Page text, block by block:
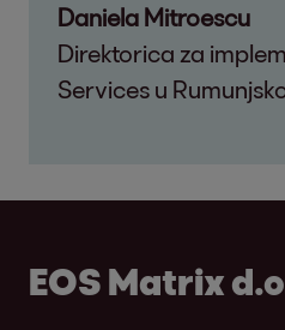
Daniela Mitroescu
Direktorica za
Services u
EOS Matrix